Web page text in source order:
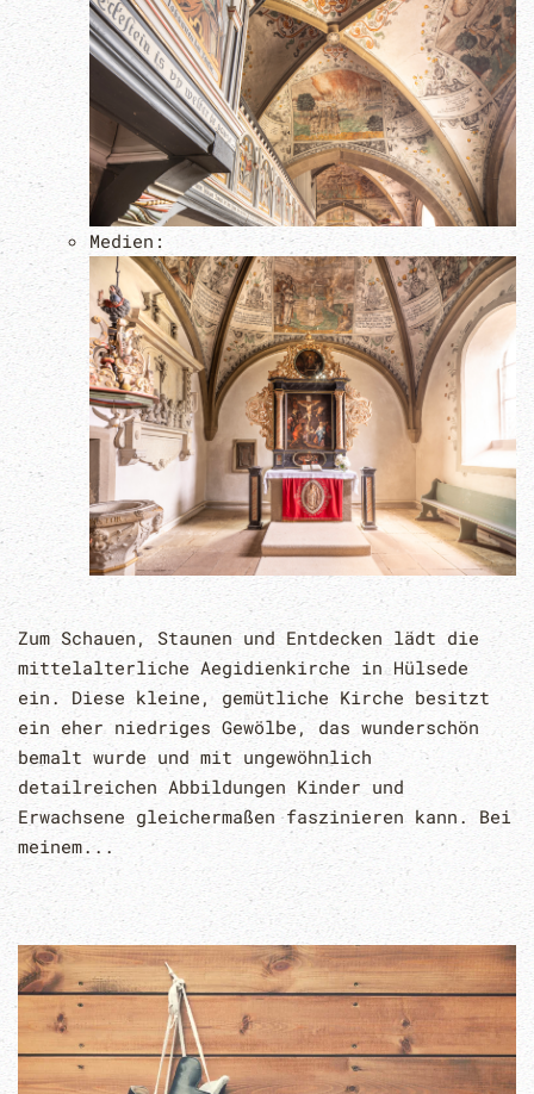
Medien:
Zum Schauen, Staunen und Entdecken lädt die
mittelalterliche Aegidienkirche in Hülsede
ein. Diese kleine, gemütliche Kirche besitzt
ein eher niedriges Gewölbe, das wunderschön
bemalt wurde und mit ungewöhnlich
detailreichen Abbildungen Kinder und
Erwachsene gleichermaßen faszinieren kann. Bei
meinem...